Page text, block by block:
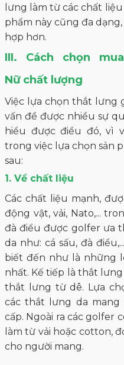
lưng làm từ các chất liệu
phẩm này cũng đa
hợp hơn.
III. Cách chọn
Nữ chất lượng
Việc lựa chọn thắt lưng
vấn đề được nhiều sự
hiểu được điều đó, vì
trong việc lựa chọn sản
sau:
1. Về chất liệu
Các chất liệu mạnh,
động vật, vải, Nato,...
đà điểu được golfer ưa
da như: cá sấu, đà
biết đến như là những
nhất. Kế tiếp là thắt
thắt lưng từ dê. Lựa
các thắt lưng da mang
cấp. Ngoài ra các golfer
làm từ vải hoặc cotton,
cho người mang.